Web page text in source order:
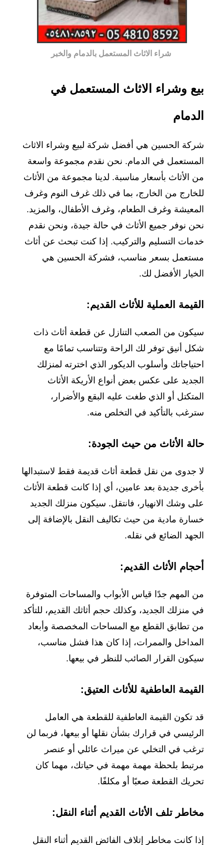
شراء الاثاث المستعمل بالدمام والخبر
بيع وشراء الاثاث المستعمل في
الدمام
شركة الحسين هي أفضل شركة لبيع وشراء الاثاث
المستعمل في الدمام. نحن نقدم مجموعة واسعة
من الأثاث بأسعار مناسبة. لدينا مجموعة من الأثاث
للخارج من الخارج، بما في ذلك غرف النوم وغرف
المعيشة وغرف الطعام، وغرف الأطفال، والمزيد.
نحن نوفر جميع الأثاث في حالة جيدة، ونحن نقدم
خدمات التسليم والتركيب. إذا كنت تبحث عن أثاث
مستعمل بسعر مناسب، فشركة الحسين هي
الخيار الأفضل لك.
القيمة العملية للأثاث القديم:
سيكون من الصعب التنازل عن قطعة أثاث ذات
شكل أنيق توفر لك الراحة وتتناسب تمامًا مع
احتياجاتك وأسلوب الديكور الذي اخترته لمنزلك
الجديد على عكس بعض أنواع الأريكة الأثاث
المتكتل أو الذي طغت عليه البقع والأضرار،
سترغب بالتأكيد في التخلص منه.
حالة الأثاث من حيث الجودة:
لا جدوى من نقل قطعة أثاث قديمة فقط لاستبدالها
بأخرى جديدة بعد عامين، أي إذا كانت قطعة الأثاث
على وشك الانهيار، فانتقل. سيكون منزلك الجديد
خسارة مادية من حيث تكاليف النقل بالإضافة إلى
الجهد الضائع في نقله.
أحجام الأثاث القديم:
من المهم جدًا قياس الأبواب والمساحات المتوفرة
في منزلك الجديد، وكذلك حجم أثاثك القديم، للتأكد
من تطابق القطع مع المساحات المخصصة وأبعاد
المداخل والممرات، إذا كان هذا فشل مناسب،
سيكون القرار الصائب للنظر في بيعها.
القيمة العاطفية للأثاث العتيق:
قد تكون القيمة العاطفية للقطعة هي العامل
الرئيسي في قرارك بشأن نقلها أو بيعها، فربما لن
ترغب في التخلي عن ميراث عائلي أو عنصر
مرتبط بلحظة مهمة مهمة في حياتك، مهما كان
تحريك القطعة صعبًا أو مكلفًا.
مخاطر تلف الأثاث القديم أثناء النقل:
إذا كانت مخاطر إتلاف الفائض القديم أثناء النقل